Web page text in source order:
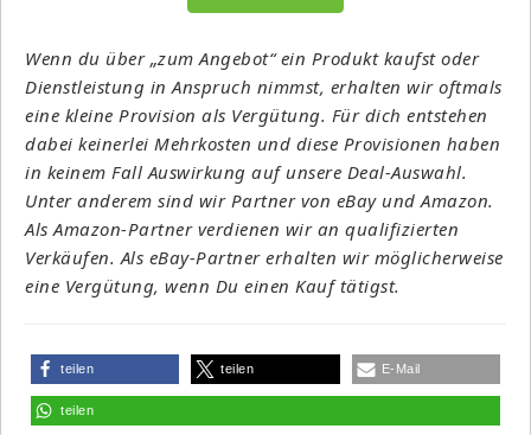
Wenn du über „zum Angebot“ ein Produkt kaufst oder
Dienstleistung in Anspruch nimmst, erhalten wir oftmals
eine kleine Provision als Vergütung. Für dich entstehen
dabei keinerlei Mehrkosten und diese Provisionen haben
in keinem Fall Auswirkung auf unsere Deal-Auswahl.
Unter anderem sind wir Partner von eBay und Amazon.
Als Amazon-Partner verdienen wir an qualifizierten
Verkäufen. Als eBay-Partner erhalten wir möglicherweise
eine Vergütung, wenn Du einen Kauf tätigst.
teilen teilen E-Mail
teilen